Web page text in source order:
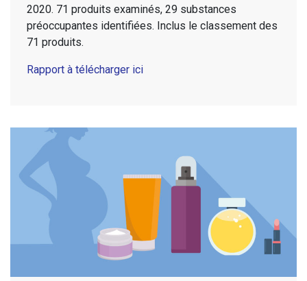
2020. 71 produits examinés, 29 substances
préoccupantes identifiées. Inclus le classement des
71 produits.
Rapport à télécharger ici